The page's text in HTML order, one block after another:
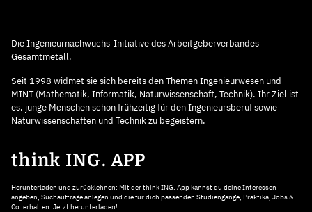
Die Ingenieurnachwuchs-Initiative des Arbeitgeberverbandes
Gesamtmetall.
Seit 1998 widmet sie sich bereits den Themen Ingenieurwesen und
MINT (Mathematik, Informatik, Naturwissenschaft, Technik). Ihr Ziel ist
es, junge Menschen schon frühzeitig für den Ingenieursberuf sowie
Naturwissenschaften und Technik zu begeistern.
think ING. APP
Herunterladen und zurücklehnen: Mit der think ING. App kannst du deine Interessen
angeben, Suchaufträge anlegen und die für dich passenden Studiengänge, Praktika, Jobs &
Co. erhalten. Jetzt herunterladen!